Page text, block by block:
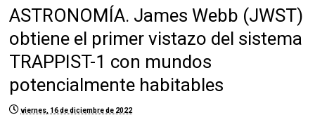
ASTRONOMÍA. James Webb (JWST)
obtiene el primer vistazo del sistema
TRAPPIST-1 con mundos
potencialmente habitables
viernes, 16 de diciembre de 2022